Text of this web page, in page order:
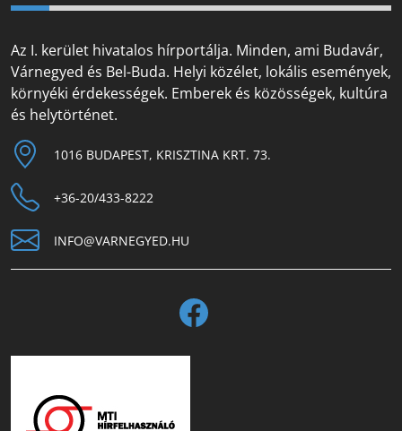
Az I. kerület hivatalos hírportálja. Minden, ami Budavár,
Várnegyed és Bel-Buda. Helyi közélet, lokális események,
környéki érdekességek. Emberek és közösségek, kultúra
és helytörténet.
1016 BUDAPEST, KRISZTINA KRT. 73.
+36-20/433-8222
INFO@VARNEGYED.HU